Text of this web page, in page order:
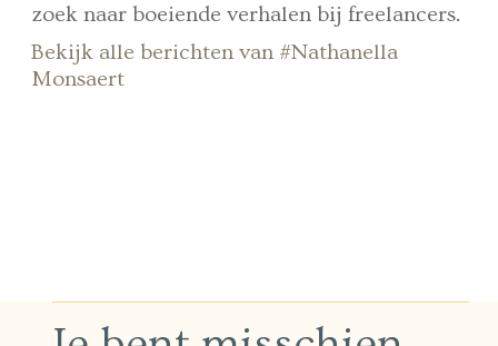
zoek naar boeiende verhalen bij freelancers.
Bekijk alle berichten van #Nathanella
Monsaert